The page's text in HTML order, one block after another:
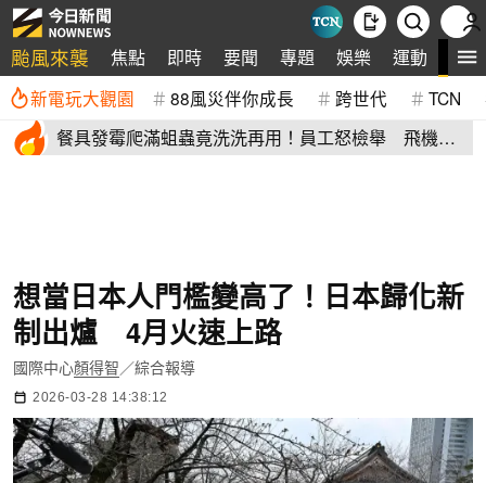
颱風來襲 焦點 即時 要聞 專題 娛樂 運動 全
新電玩大觀園 88風災伴你成長 跨世代 TCN
餐具發霉爬滿蛆蟲竟洗洗再用！員工怒檢舉 飛機餐
想當日本人門檻變高了！日本歸化新
制出爐 4月火速上路
國際中心顏得智 ／綜合報導
2026-03-28 14:38:12